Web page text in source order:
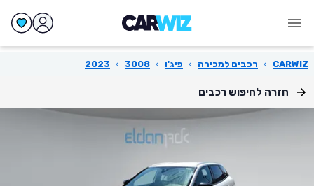
CARWIZ
› רכבים למכירה › פיג'ו ›
3008
›
2023
חזרה לחיפוש רכבים